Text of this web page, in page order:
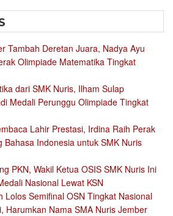
Tambah Deretan Juara, Nadya Ayu
Olimpiade Matematika Tingkat
dari SMK Nuris, Ilham Sulap
Medali Perunggu Olimpiade Tingkat
Lahir Prestasi, Irdina Raih Perak
Bahasa Indonesia untuk SMK Nuris
PKN, Wakil Ketua OSIS SMK Nuris Ini
Nasional Lewat KSN
Lolos Semifinal OSN Tingkat Nasional
Harumkan Nama SMA Nuris Jember